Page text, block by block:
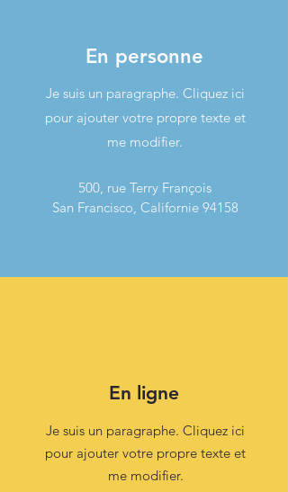
En personne
Je suis un paragraphe. Cliquez ici
pour ajouter votre propre texte et
me modifier.
500, rue Terry François
San Francisco, Californie 94158
En ligne
Je suis un paragraphe. Cliquez ici
pour ajouter votre propre texte et
me modifier.